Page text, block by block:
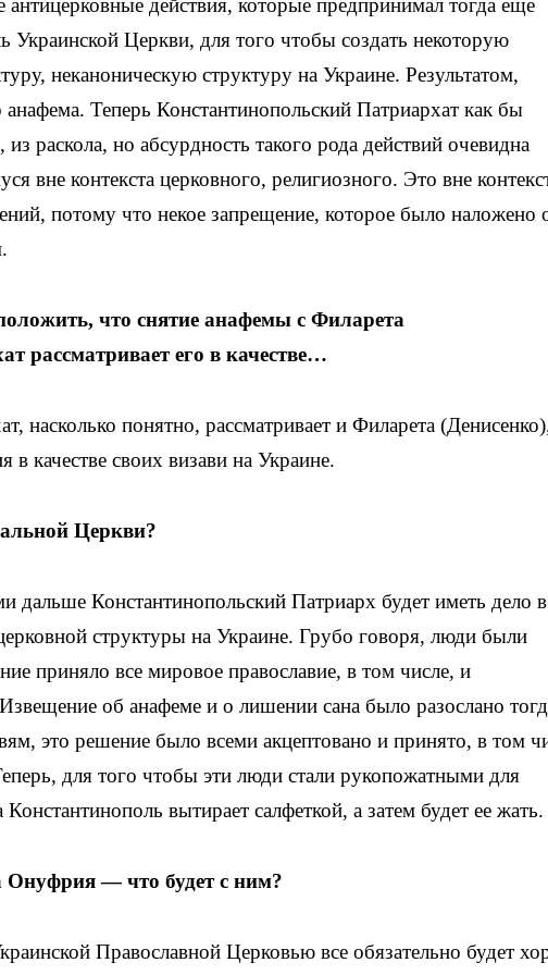
антицерковные действия, которые предпринимал тогда еще
Украинской Церкви, для того чтобы создать некоторую
неканоническую структуру на Украине. Результатом,
анафема. Теперь Константинопольский Патриархат как бы
раскола, но абсурдность такого рода действий очевидна
вне контекста церковного, религиозного. Это вне
потому что некое запрещение, которое было наложено
что снятие анафемы с Филарета
рассматривает его в качестве…
насколько понятно, рассматривает и Филарета
в качестве своих визави на Украине.
Церкви?
дальше Константинопольский Патриарх будет иметь дело
структуры на Украине. Грубо говоря, люди были
приняло все мировое православие, в том числе, и
об анафеме и о лишении сана было разослано
это решение было всеми акцептовано и принято, в том
для того чтобы эти люди стали рукопожатными для
вытирает салфеткой, а затем будет ее жать.
Онуфрия — что будет с ним?
Православной Церковью все обязательно будет